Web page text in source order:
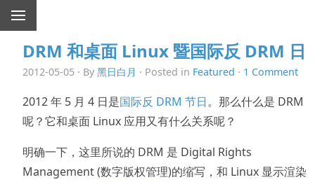
DRM 和桌面 Linux 暨国际反 DRM 日
2012-05-05 · By 黑日白月 · Posted in Featured · 1 Comment
2012 年 5 月 4 日是国际反 DRM 节日。那么什么是 DRM
呢？它和桌面 Linux 应用又有什么关系呢？
明确一下，这里所说的 DRM 是 Digital Rights
Management (数字版权管理)的缩写，和 Linux 显示渲染